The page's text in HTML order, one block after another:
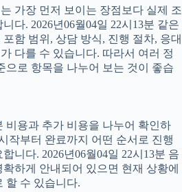
가장 먼저 보이는 장점보다 실제 조
다. 2026년06월04일 22시13분 같은
함 범위, 상담 방식, 진행 절차, 응대
다를 수 있습니다. 따라서 여러 정
으로 항목을 나누어 보는 것이 좋습
비용과 추가 비용을 나누어 확인하
작부터 완료까지 어떤 순서로 진행
니다. 2026년06월04일 22시13분 음
하게 안내되어 있으면 현재 상황에
할 수 있습니다.